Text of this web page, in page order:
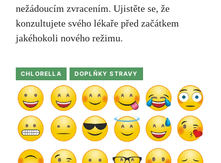
nežádoucím zvracením. Ujistěte se, že
konzultujete svého lékaře před začátkem
jakéhokoli nového režimu.
CHLORELLA DOPLŇKY STRAVY